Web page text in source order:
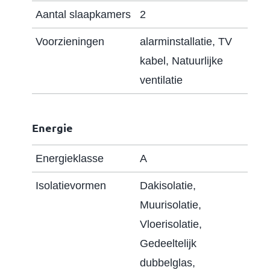
een Quooker.
bereik je een plaatsje wat zeer privé is
Eerste verdieping: Via de trap bereik je de
overloop met aangrenzend de beide
slaapkamers en de badkamer. Beide kamers
zijn voorzien van maatwerk kasten. Ook zijn
hierin de aansluitingen voor het witgoed en
Aantal slaapkamers 2
Voorzieningen
alarminstallatie, TV
kabel, Natuurlijke
ventilatie
Energie
Energieklasse A
Isolatievormen
Dakisolatie,
Muurisolatie,
Vloerisolatie,
Gedeeltelijk
dubbelglas,